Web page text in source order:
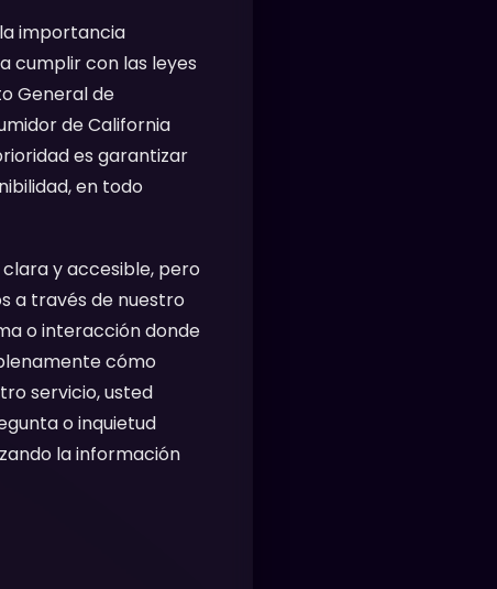
importancia
cumplir con las leyes
General de
de California
es garantizar
en todo
y accesible, pero
a través de nuestro
o interacción donde
cómo
servicio, usted
o inquietud
la información